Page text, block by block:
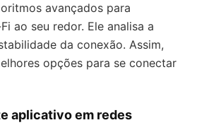
avançados para
ao seu redor. Ele analisa a
da conexão. Assim,
opções para se conectar
aplicativo em redes